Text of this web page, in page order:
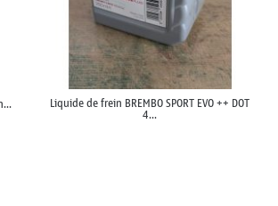
Liquide de frein BREMBO SPORT EVO ++ DOT
4...